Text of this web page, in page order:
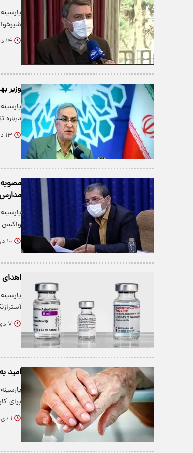
۱۴ دی ۱۴۰۰
وزیر
۱۳ دی ۱۴۰۰
واکسن
۱۰ دی ۱۴۰۰
اهدای ۷۰۰ هزار دوز واکسن آسترازنکا از سوی ژاپن به ایران
۷ دی ۱۴۰۰
امید
برای
۱ دی ۱۴۰۰